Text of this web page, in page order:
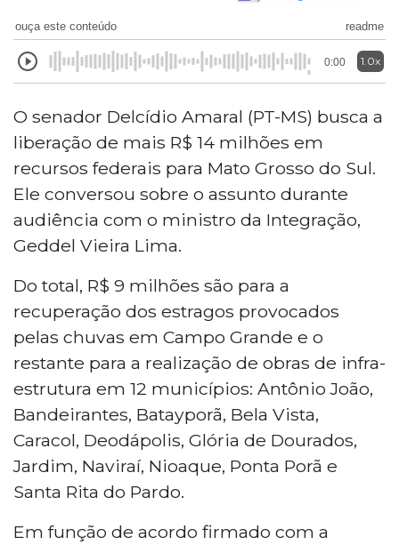
ouça este conteúdo readme
0:00 1.0x
O senador Delcídio Amaral (PT-MS) busca a
liberação de mais R$ 14 milhões em
recursos federais para Mato Grosso do Sul.
Ele conversou sobre o assunto durante
audiência com o ministro da Integração,
Geddel Vieira Lima.
Do total, R$ 9 milhões são para a
recuperação dos estragos provocados
pelas chuvas em Campo Grande e o
restante para a realização de obras de infra-
estrutura em 12 municípios: Antônio João,
Bandeirantes, Batayporã, Bela Vista,
Caracol, Deodápolis, Glória de Dourados,
Jardim, Naviraí, Nioaque, Ponta Porã e
Santa Rita do Pardo.
Em função de acordo firmado com a